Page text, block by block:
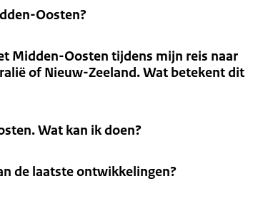
Oosten?
Midden-Oosten tijdens mijn reis naar
of Nieuw-Zeeland. Wat betekent dit
Wat kan ik doen?
de laatste ontwikkelingen?